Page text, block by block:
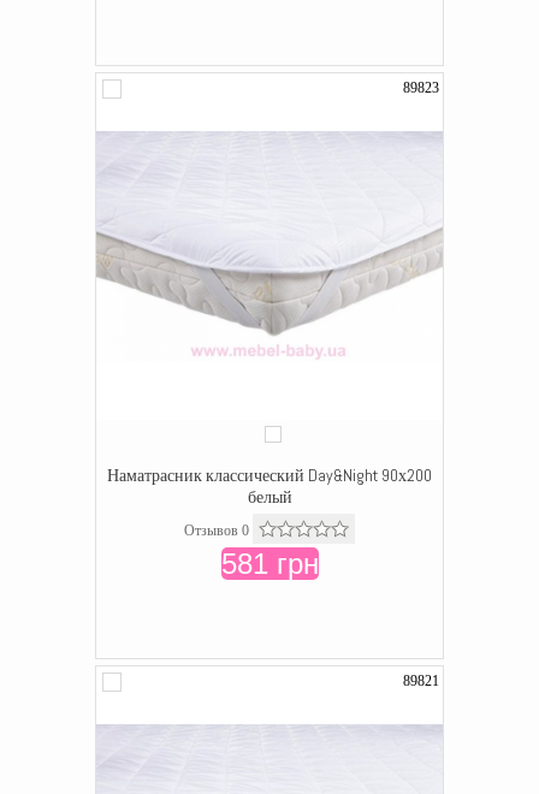
89823
Наматрасник классический Day&Night 90х200
белый
Отзывов 0
581 грн
89821